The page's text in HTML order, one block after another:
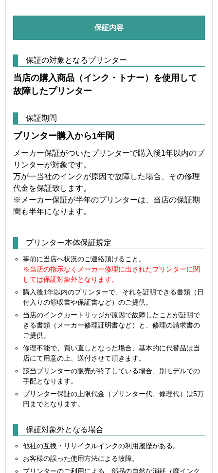
保証内容
保証の対象となるプリンター
当店の購入商品（インク・トナー）を使用して
故障したプリンター
保証期間
プリンター購入から1年間
メーカー保証がついたプリンターで購入後1年以内のプ
リンターが対象です。
万が一当社のインクが原因で故障した場合、その修理
代金を保証致します。
※メーカー保証が半年のプリンターは、当店の保証期
間も半年になります。
プリンター本体保証規定
事前に当店へ状況のご連絡頂けること。
※当店の指示なくメーカー修理に出されたプリンターに関
しては保証対象外となります。
購入後1年以内のプリンターで、それを証明できる書類（日
付入りの領収書や保証書など）のご提供。
当店のインクカートリッジが原因で故障したことが証明で
きる書類（メーカー修理証明書など）と、修理の請求書の
ご提供。
修理不能で、買い直しとなった場合、基本的に代替品は当
店にて用意の上、送付させて頂きます。
該当プリンターの販売が終了している場合、別モデルでの
手配となります。
プリンター保証の上限代金（プリンター代、修理代）は5万
円までとなります。
保証対象外となる場合
他社の互換・リサイクルインクの利用履歴がある。
お客様の誤った使用方法による故障。
プリンターのご利用による、部品の自然な消耗（廃インク